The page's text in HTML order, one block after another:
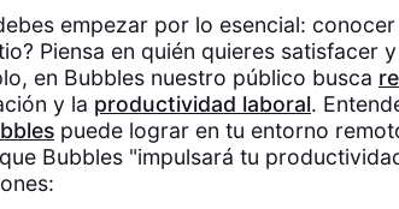
empezar por lo esencial: conocer
Piensa en quién quieres satisfacer
en Bubbles nuestro público busca
y la productividad laboral.
puede lograr en tu entorno
Bubbles "impulsará tu